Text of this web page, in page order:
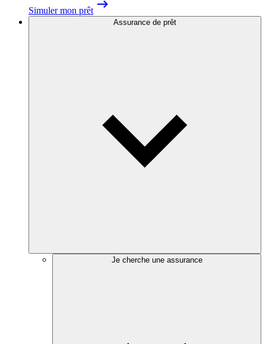
Simuler mon prêt
Assurance de prêt
Je cherche une assurance